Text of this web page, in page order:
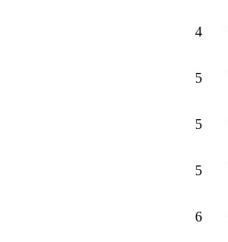
4
5
5
5
6